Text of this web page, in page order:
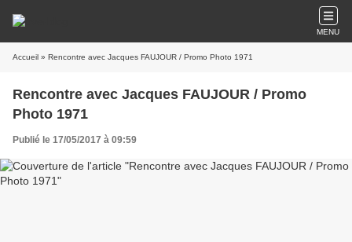
MENU
Accueil » Rencontre avec Jacques FAUJOUR / Promo Photo 1971
Rencontre avec Jacques FAUJOUR / Promo
Photo 1971
Publié le 17/05/2017 à 09:59